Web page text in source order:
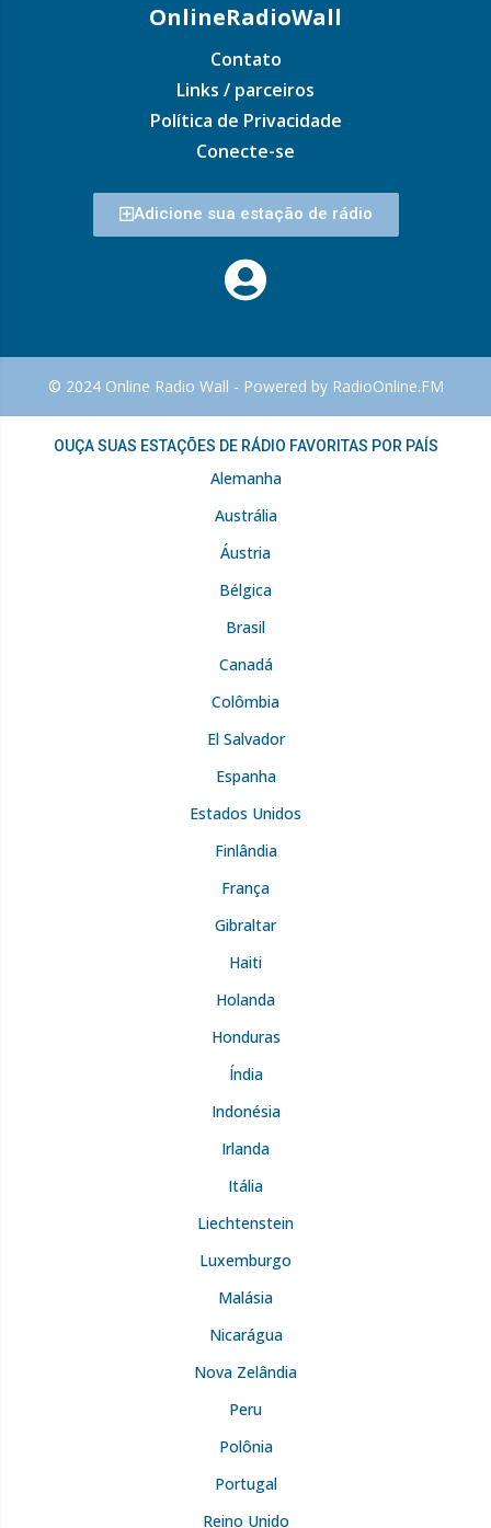
OnlineRadioWall
Contato
Links / parceiros
Política de Privacidade
Conecte-se
Adicione sua estação de rádio
© 2024 Online Radio Wall - Powered by RadioOnline.FM
OUÇA SUAS ESTAÇÕES DE RÁDIO FAVORITAS POR PAÍS
Alemanha
Austrália
Áustria
Bélgica
Brasil
Canadá
Colômbia
El Salvador
Espanha
Estados Unidos
Finlândia
França
Gibraltar
Haiti
Holanda
Honduras
Índia
Indonésia
Irlanda
Itália
Liechtenstein
Luxemburgo
Malásia
Nicarágua
Nova Zelândia
Peru
Polônia
Portugal
Reino Unido